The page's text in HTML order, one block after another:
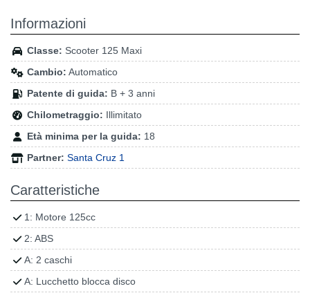
Informazioni
Classe: Scooter 125 Maxi
Cambio: Automatico
Patente di guida: B + 3 anni
Chilometraggio: Illimitato
Età minima per la guida: 18
Partner: Santa Cruz 1
Caratteristiche
1: Motore 125cc
2: ABS
A: 2 caschi
A: Lucchetto blocca disco